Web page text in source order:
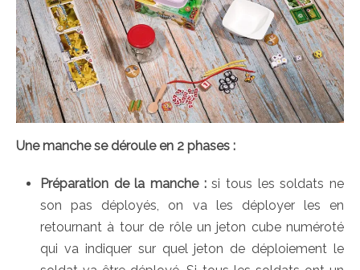
Une manche se déroule en 2 phases :
Préparation de la manche :si tous les soldats ne
son pas déployés, on va les déployer les en
retournant à tour de rôle un jeton cube numéroté
qui va indiquer sur quel jeton de déploiement le